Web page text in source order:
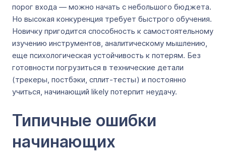
порог входа — можно начать с небольшого бюджета.
Но высокая конкуренция требует быстрого обучения.
Новичку пригодится способность к самостоятельному
изучению инструментов, аналитическому мышлению,
еще психологическая устойчивость к потерям. Без
готовности погрузиться в технические детали
(трекеры, постбэки, сплит-тесты) и постоянно
учиться, начинающий likely потерпит неудачу.
Типичные ошибки
начинающих